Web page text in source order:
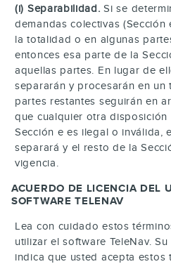
(i) Separabilidad.Si se
demandas colectivas
la totalidad o en algunas
entonces esa parte de la
aquellas partes. En lugar de
separarán y procesarán en un
partes restantes seguirán en
que cualquier otra disposición
Sección e es ilegal o inválida,
separará y el resto de la
vigencia.
ACUERDO DE LICENCIA DEL
SOFTWARE TELENAV
Lea con cuidado estos
utilizar el software TeleNav.
indica que usted acepta estos